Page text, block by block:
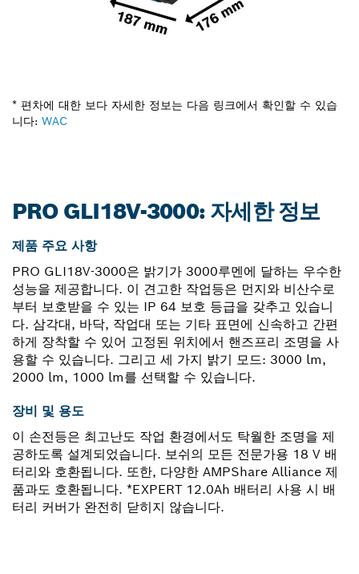
* 편차에 대한 보다 자세한 정보는 다음 링크에서 확인할 수 있습
니다: WAC
PRO GLI18V-3000: 자세한 정보
제품 주요 사항
PRO GLI18V-3000은 밝기가 3000루멘에 달하는 우수한
성능을 제공합니다. 이 견고한 작업등은 먼지와 비산수로
부터 보호받을 수 있는 IP 64 보호 등급을 갖추고 있습니
다. 삼각대, 바닥, 작업대 또는 기타 표면에 신속하고 간편
하게 장착할 수 있어 고정된 위치에서 핸즈프리 조명을 사
용할 수 있습니다. 그리고 세 가지 밝기 모드: 3000 lm,
2000 lm, 1000 lm를 선택할 수 있습니다.
장비 및 용도
이 손전등은 최고난도 작업 환경에서도 탁월한 조명을 제
공하도록 설계되었습니다. 보쉬의 모든 전문가용 18 V 배
터리와 호환됩니다. 또한, 다양한 AMPShare Alliance 제
품과도 호환됩니다. *EXPERT 12.0Ah 배터리 사용 시 배
터리 커버가 완전히 닫히지 않습니다.